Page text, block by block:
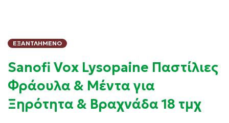
ΕΞΑΝΤΛΗΜΈΝΟ
Sanofi Vox Lysopaine Παστίλιες
Φράουλα & Μέντα για
Ξηρότητα & Βραχνάδα 18 τμχ